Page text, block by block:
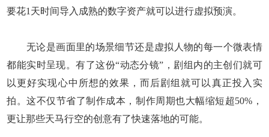
要花1天时间导入成熟的数字资产就可以进行虚拟预演。
无论是画面里的场景细节还是虚拟人物的每一个微表情
都能实时呈现。有了这份“动态分镜”，剧组内的主创们就可
以更好实现心中所想的效果，而后剧组就可以真正投入实
拍。这不仅节省了制作成本，制作周期也大幅缩短超50%，
更让那些天马行空的创意有了快速落地的可能。